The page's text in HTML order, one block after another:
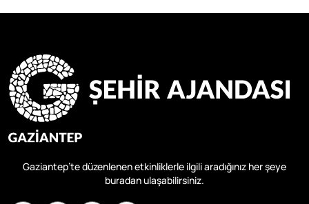
Gaziantep’te düzenlenen etkinliklerle ilgili aradığınız her şeye
buradan ulaşabilirsiniz.